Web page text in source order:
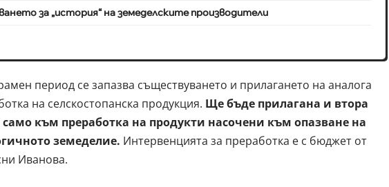
за „история“ на земеделските производители
период се запазва съществуването и прилагането на аналога
на селскостопанска продукция. Ще бъде прилагана и втора
към преработка на продукти насочени към опазване на
земеделие. Интервенцията за преработка е с бюджет от
Иванова.